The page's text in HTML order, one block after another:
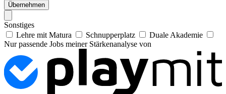
Übernehmen
Sonstiges
Lehre mit Matura
Schnupperplatz
Duale Akademie
Nur passende Jobs meiner Stärkenanalyse von